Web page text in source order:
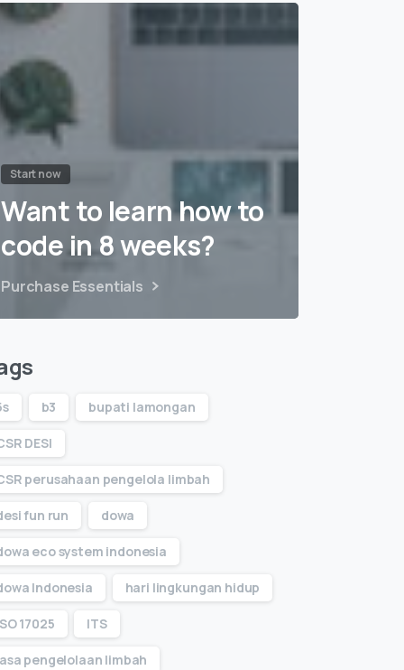
Start now
Want to learn how to
code in 8 weeks?
Purchase Essentials
b3 bupati lamongan
DESI
perusahaan pengelola limbah
fun run dowa
eco system indonesia
Indonesia hari lingkungan hidup
17025 ITS
pengelolaan limbah